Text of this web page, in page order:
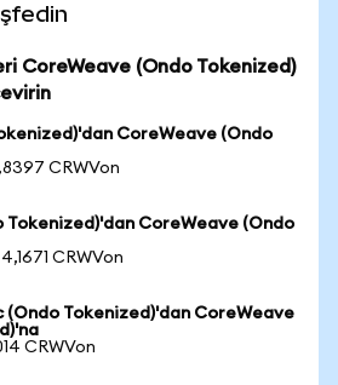
CoreWeave (Ondo Tokenized)
CoreWeave (Ondo
CRWVon
Tokenized)'dan CoreWeave (Ondo
CRWVon
(Ondo Tokenized)'dan CoreWeave
CRWVon